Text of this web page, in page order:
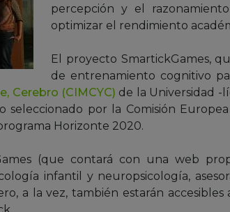
percepción y el
optimizar el rendimiento
El proyecto SmartickGames,
de entrenamiento cognitivo
Cerebro (CIMCYC) de la Universidad -
seleccionado por la Comisión
Horizonte 2020.
(que contará con una web
infantil y neuropsicología,
a la vez, también estarán